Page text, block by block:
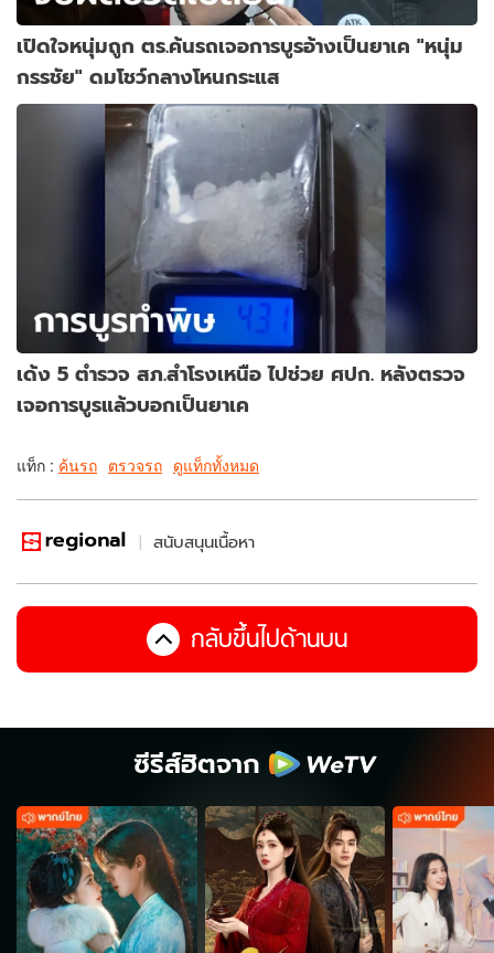
เปิดใจหนุ่มถูก ตร.ค้นรถเจอการบูรอ้างเป็นยาเค "หนุ่ม
กรรชัย" ดมโชว์กลางโหนกระแส
เด้ง 5 ตำรวจ สภ.สำโรงเหนือ ไปช่วย ศปก. หลังตรวจ
เจอการบูรแล้วบอกเป็นยาเค
แท็ก : ค้นรถ ตรวจรถ ดูแท็กทั้งหมด
สนับสนุนเนื้อหา
กลับขึ้นไปด้านบน
ซีรีส์ฮิตจาก